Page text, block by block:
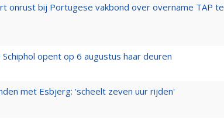
onrust bij Portugese vakbond over overname TAP te
opent op 6 augustus haar deuren
met Esbjerg: 'scheelt zeven uur rijden'